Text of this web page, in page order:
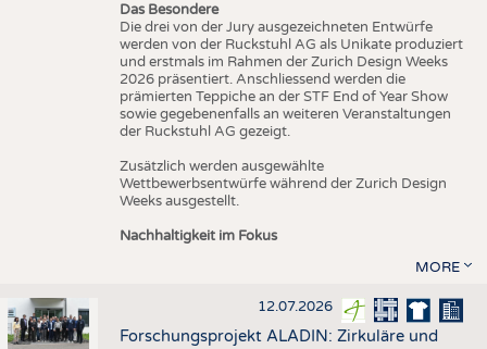
Das Besondere
Die drei von der Jury ausgezeichneten Entwürfe
werden von der Ruckstuhl AG als Unikate produziert
und erstmals im Rahmen der Zurich Design Weeks
2026 präsentiert. Anschliessend werden die
prämierten Teppiche an der STF End of Year Show
sowie gegebenenfalls an weiteren Veranstaltungen
der Ruckstuhl AG gezeigt.
Zusätzlich werden ausgewählte
Wettbewerbsentwürfe während der Zurich Design
Weeks ausgestellt.
Nachhaltigkeit im Fokus
MORE
12.07.2026
Forschungsprojekt ALADIN: Zirkuläre und